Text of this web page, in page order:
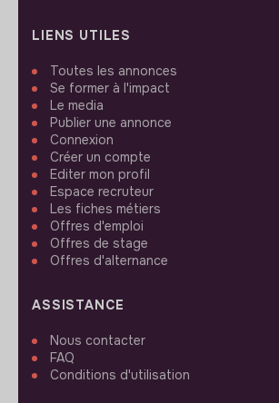
LIENS UTILES
Toutes les annonces
Se former à l'impact
Le media
Publier une annonce
Connexion
Créer un compte
Editer mon profil
Espace recruteur
Les fiches métiers
Offres d'emploi
Offres de stage
Offres d'alternance
ASSISTANCE
Nous contacter
FAQ
Conditions d'utilisation